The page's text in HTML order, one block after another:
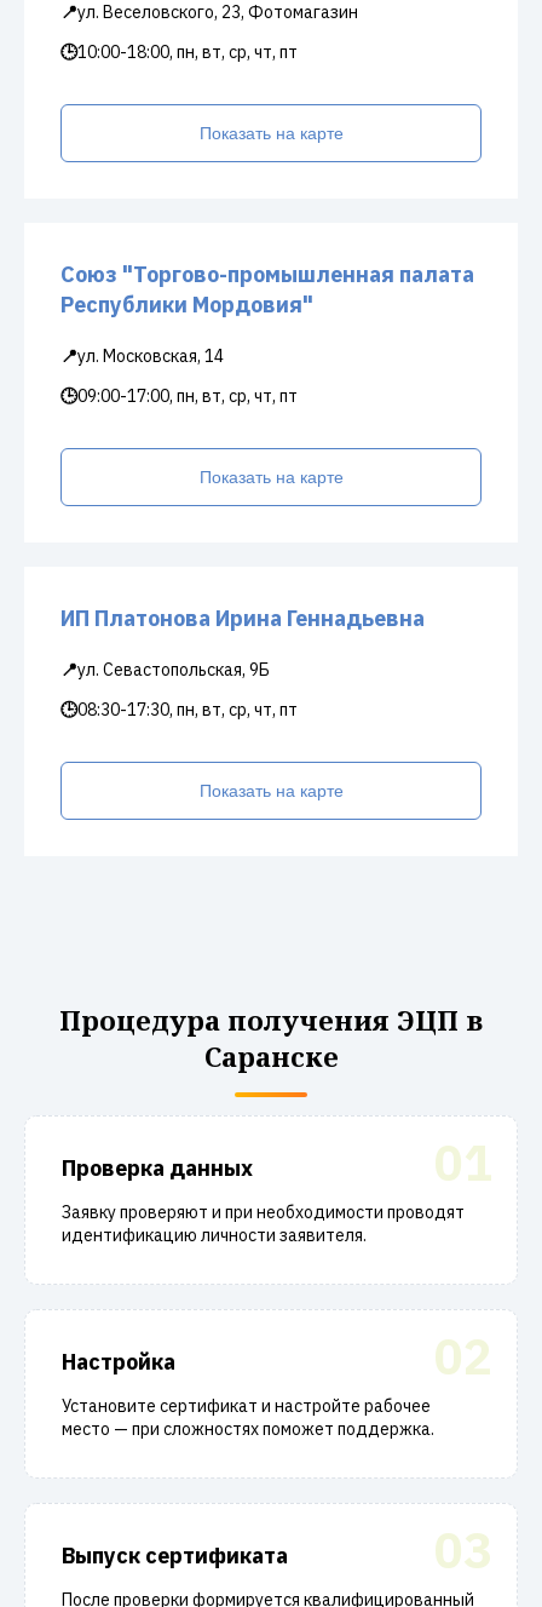
📍ул. Веселовского, 23, Фотомагазин
🕒10:00-18:00, пн, вт, ср, чт, пт
Показать на карте
Союз "Торгово-промышленная палата
Республики Мордовия"
📍ул. Московская, 14
🕒09:00-17:00, пн, вт, ср, чт, пт
Показать на карте
ИП Платонова Ирина Геннадьевна
📍ул. Севастопольская, 9Б
🕒08:30-17:30, пн, вт, ср, чт, пт
Показать на карте
Процедура получения ЭЦП в
Саранске
01
Проверка данных
Заявку проверяют и при необходимости проводят
идентификацию личности заявителя.
02
Настройка
Установите сертификат и настройте рабочее
место — при сложностях поможет поддержка.
03
Выпуск сертификата
После проверки формируется квалифицированный